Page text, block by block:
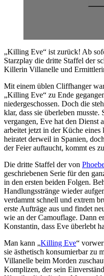
„Killing Eve“ ist zurück! Ab
Starzplay die dritte Staffel der
Killerin Villanelle und
Mit einem üblen Cliffhanger
„Killing Eve“ zu Ende
niedergeschossen. Doch die
klar, dass sie überleben
vergangen, Eve hat den Dienst
arbeitet jetzt in der Küche
heiratet derweil in Spanien,
der Feier auftaucht, kommt es
Die dritte Staffel der von
geschriebenen Serie für den
in den ersten beiden Folgen.
Handlungsstränge wieder
verdammt schnell und extrem
erste Aufträge aus und findet
wie an der Camouflage. Dann
Konstantin, dass Eve überlebt
Man kann „Killing Eve“
sie ästhetisch konsumierbar zu
Villanelle beim Morden
Komplizen, der sein